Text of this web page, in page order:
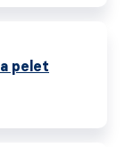
pelet